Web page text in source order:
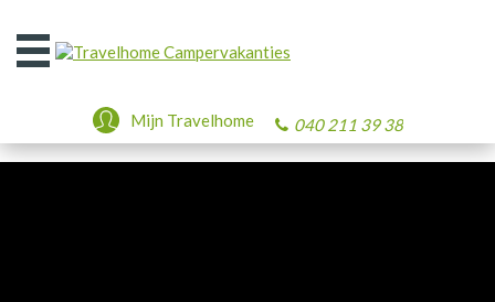
Open
het
040 211 39 38
Mijn Travelhome